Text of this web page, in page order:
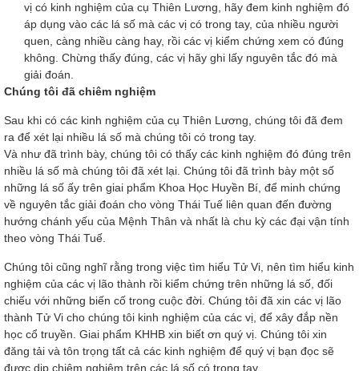
vị có kinh nghiệm của cụ Thiên Lương, hãy đem kinh nghiệm đó
áp dụng vào các lá số mà các vị có trong tay, của nhiều người
quen, càng nhiều càng hay, rồi các vị kiểm chứng xem có đúng
không. Chừng thấy đúng, các vị hãy ghi lấy nguyên tắc đó mà
giải đoán.
Chúng tôi đã chiêm nghiệm
Sau khi có các kinh nghiệm của cụ Thiên Lương, chúng tôi đã đem
ra để xét lại nhiều lá số mà chúng tôi có trong tay.
Và như đã trình bày, chúng tôi có thấy các kinh nghiệm đó đúng trên
nhiều lá số mà chúng tôi đã xét lại. Chúng tôi đã trình bày một số
những lá số ấy trên giai phẩm Khoa Học Huyền Bí, để minh chứng
về nguyên tắc giải đoán cho vòng Thái Tuế liên quan đến đường
hướng chánh yếu của Mệnh Thân và nhất là chu kỳ các đại vận tính
theo vòng Thái Tuế.
Chúng tôi cũng nghĩ rằng trong việc tìm hiểu Tử Vi, nên tìm hiểu kinh
nghiệm của các vị lão thành rồi kiểm chứng trên những lá số, đối
chiếu với những biến cố trong cuộc đời. Chúng tôi đã xin các vị lão
thành Tử Vi cho chúng tôi kinh nghiệm của các vị, để xây đắp nền
học cổ truyền. Giai phẩm KHHB xin biết ơn quý vị. Chúng tôi xin
đăng tải và tôn trọng tất cả các kinh nghiệm để quý vị bạn đọc sẽ
được dịp chiêm nghiệm trên các lá số có trong tay.